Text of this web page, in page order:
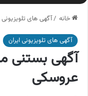
خانه /آگهی های تلویزیونی
آگهی های تلویزیونی ایران
آگهی بستنی
عروسکی